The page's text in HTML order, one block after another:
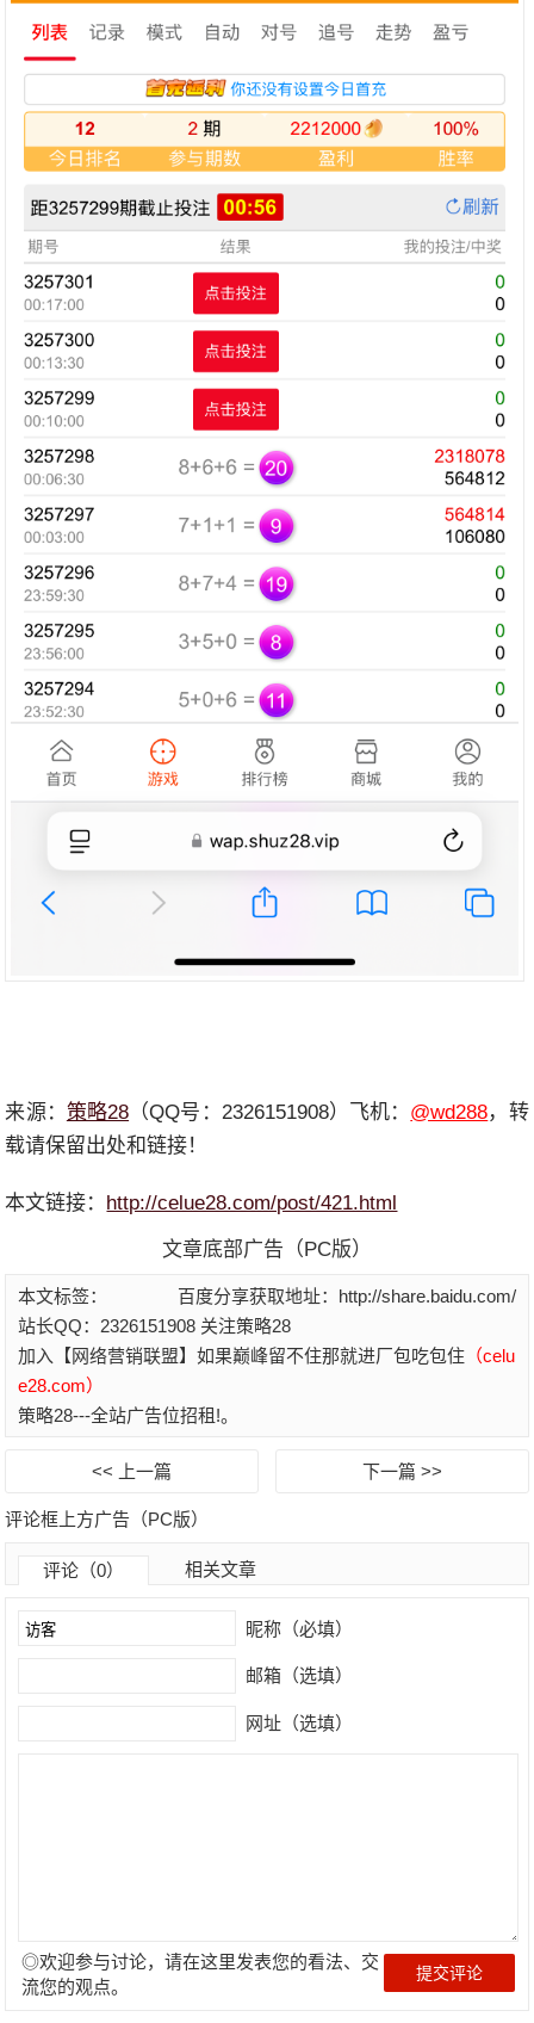
来源： 策略28 （QQ号：2326151908）飞机： @wd288，转
载请保留出处和链接！
本文链接： http://celue28.com/post/421.html
文章底部广告（PC版）
百度分享获取地址：http://share.baidu.com/
本文标签：
站长QQ：2326151908 关注策略28
加入【网络营销联盟】如果巅峰留不住那就进厂包吃包住 （celu
e28.com）
策略28---全站广告位招租!。
<< 上一篇 下一篇 >>
评论框上方广告（PC版）
评论（0） 相关文章
昵称（必填）
邮箱（选填）
网址（选填）
◎欢迎参与讨论，请在这里发表您的看法、交
流您的观点。